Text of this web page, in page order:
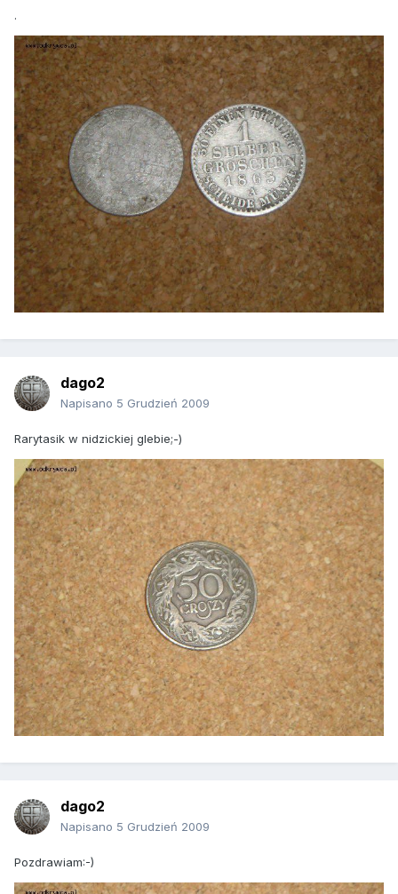
.
dago2
Napisano 5 Grudzień 2009
Rarytasik w nidzickiej glebie;-)
dago2
Napisano 5 Grudzień 2009
Pozdrawiam:-)